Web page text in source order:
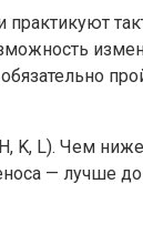
K, L). Чем
— лучше